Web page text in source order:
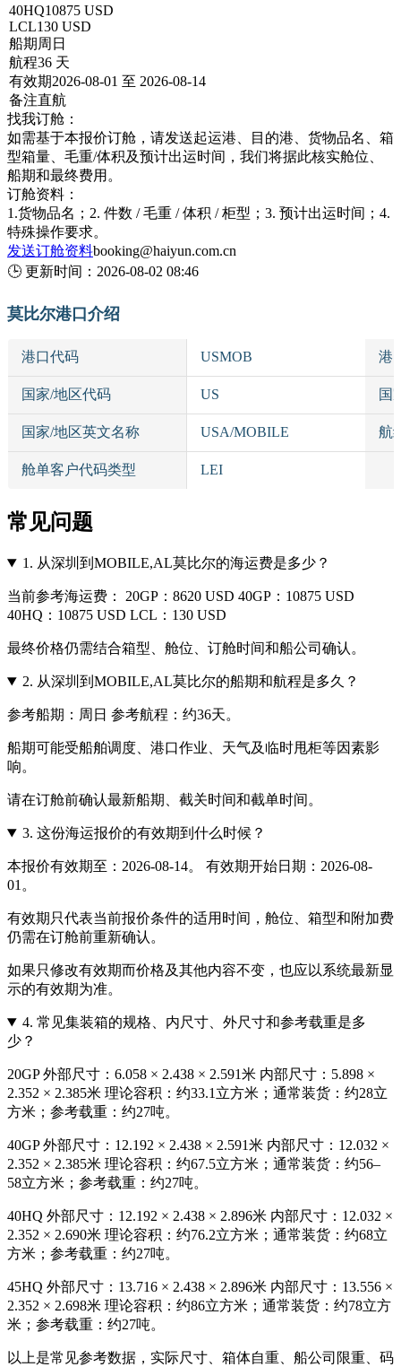
40HQ10875 USD
LCL130 USD
船期 周日
航程36 天
有效期2026-08-01 至 2026-08-14
备注直航
找我订舱：
如需基于本报价订舱，请发送起运港、目的港、货物品名、箱
型箱量、毛重/体积及预计出运时间，我们将据此核实舱位、
船期和最终费用。
订舱资料：
1.货物品名；2. 件数 / 毛重 / 体积 / 柜型；3. 预计出运时间；4.
特殊操作要求。
发送订舱资料booking@haiyun.com.cn
🕒 更新时间： 2026-08-02 08:46
莫比尔港口介绍
港口代码 USMOB 港
国家/地区代码 US 国
国家/地区英文名称 USA/MOBILE 航
舱单客户代码类型 LEI
常见问题
1. 从深圳到MOBILE,AL莫比尔的海运费是多少？
当前参考海运费： 20GP：8620 USD 40GP：10875 USD
40HQ：10875 USD LCL：130 USD
最终价格仍需结合箱型、舱位、订舱时间和船公司确认。
2. 从深圳到MOBILE,AL莫比尔的船期和航程是多久？
参考船期：周日 参考航程：约36天。
船期可能受船舶调度、港口作业、天气及临时甩柜等因素影
响。
请在订舱前确认最新船期、截关时间和截单时间。
3. 这份海运报价的有效期到什么时候？
本报价有效期至：2026-08-14。 有效期开始日期：2026-08-
01。
有效期只代表当前报价条件的适用时间，舱位、箱型和附加费
仍需在订舱前重新确认。
如果只修改有效期而价格及其他内容不变，也应以系统最新显
示的有效期为准。
4. 常见集装箱的规格、内尺寸、外尺寸和参考载重是多
少？
20GP 外部尺寸：6.058 × 2.438 × 2.591米 内部尺寸：5.898 ×
2.352 × 2.385米 理论容积：约33.1立方米；通常装货：约28立
方米；参考载重：约27吨。
40GP 外部尺寸：12.192 × 2.438 × 2.591米 内部尺寸：12.032 ×
2.352 × 2.385米 理论容积：约67.5立方米；通常装货：约56–
58立方米；参考载重：约27吨。
40HQ 外部尺寸：12.192 × 2.438 × 2.896米 内部尺寸：12.032 ×
2.352 × 2.690米 理论容积：约76.2立方米；通常装货：约68立
方米；参考载重：约27吨。
45HQ 外部尺寸：13.716 × 2.438 × 2.896米 内部尺寸：13.556 ×
2.352 × 2.698米 理论容积：约86立方米；通常装货：约78立方
米；参考载重：约27吨。
以上是常见参考数据，实际尺寸、箱体自重、船公司限重、码